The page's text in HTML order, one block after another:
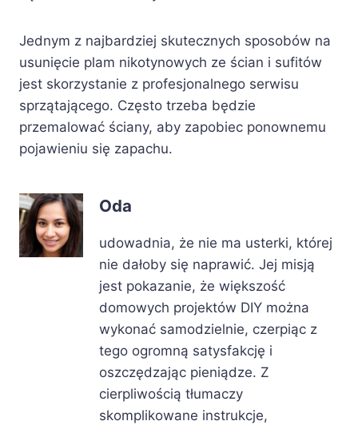
Jednym z najbardziej skutecznych sposobów na
usunięcie plam nikotynowych ze ścian i sufitów
jest skorzystanie z profesjonalnego serwisu
sprzątającego. Często trzeba będzie
przemalować ściany, aby zapobiec ponownemu
pojawieniu się zapachu.
Oda
udowadnia, że nie ma usterki, której
nie dałoby się naprawić. Jej misją
jest pokazanie, że większość
domowych projektów DIY można
wykonać samodzielnie, czerpiąc z
tego ogromną satysfakcję i
oszczędzając pieniądze. Z
cierpliwością tłumaczy
skomplikowane instrukcje,